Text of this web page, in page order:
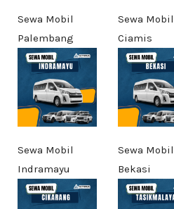
Sewa Mobil
Palembang
Sewa Mobil
Ciamis
Sewa Mobil
Indramayu
Sewa Mobil
Bekasi